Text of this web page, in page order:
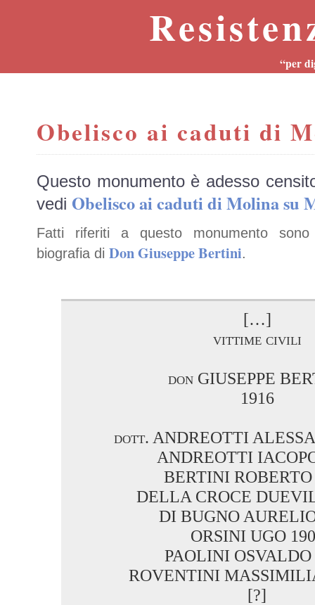
“per
Obelisco ai caduti di
Questo monumento è adesso
vedi Obelisco ai caduti di Molina su
Fatti riferiti a questo monumento sono
biografia di Don Giuseppe Bertini.
[…]
vittime civili
don GIUSEPPE
1916
dott. ANDREOTTI
ANDREOTTI
BERTINI ROBERTO
DELLA CROCE
DI BUGNO
ORSINI UGO
PAOLINI OSVALDO
ROVENTINI
[?]